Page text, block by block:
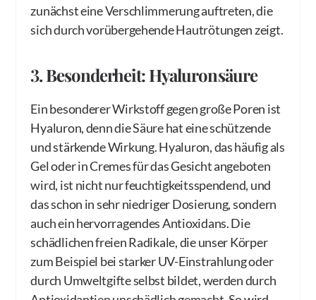
zunächst eine Verschlimmerung auftreten, die
sich durch vorübergehende Hautrötungen zeigt.
3. Besonderheit: Hyaluronsäure
Ein besonderer Wirkstoff gegen große Poren ist
Hyaluron, denn die Säure hat eine schützende
und stärkende Wirkung. Hyaluron, das häufig als
Gel oder in Cremes für das Gesicht angeboten
wird, ist nicht nur feuchtigkeitsspendend, und
das schon in sehr niedriger Dosierung, sondern
auch ein hervorragendes Antioxidans. Die
schädlichen freien Radikale, die unser Körper
zum Beispiel bei starker UV-Einstrahlung oder
durch Umweltgifte selbst bildet, werden durch